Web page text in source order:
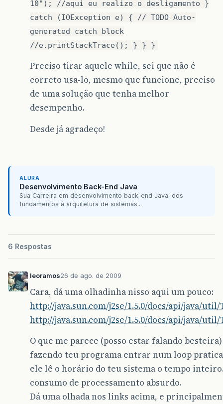
10"); //aqui eu realizo o desligamento }
catch (IOException e) { // TODO Auto-
generated catch block
//e.printStackTrace(); } } }
Preciso tirar aquele while, sei que não é
correto usa-lo, mesmo que funcione, preciso
de uma solução que tenha melhor
desempenho.
Desde já agradeço!
ALURA
Desenvolvimento Back-End Java
Sua Carreira em desenvolvimento back-end Java: dos
fundamentos à arquitetura de sistemas...
6 Respostas
leoramos26 de ago. de 2009
Cara, dá uma olhadinha nisso aqui um pouco:
http://java.sun.com/j2se/1.5.0/docs/api/java/
http://java.sun.com/j2se/1.5.0/docs/api/java/
O que me parece (posso estar falando
fazendo teu programa entrar num loop
ele lê o horário do teu sistema o tempo
consumo de processamento absurdo.
Dá uma olhada nos links acima, e